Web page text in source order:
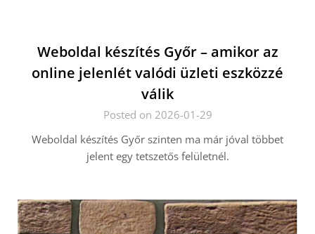
Weboldal készítés Győr – amikor az
online jelenlét valódi üzleti eszközzé
válik
Posted on 2026-01-29
Weboldal készítés Győr szinten ma már jóval többet
jelent egy tetszetős felületnél.